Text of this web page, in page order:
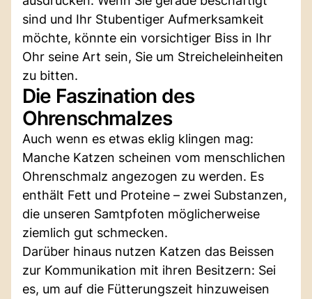
sind und Ihr Stubentiger Aufmerksamkeit
möchte, könnte ein vorsichtiger Biss in Ihr
Ohr seine Art sein, Sie um Streicheleinheiten
zu bitten.
Die Faszination des
Ohrenschmalzes
Auch wenn es etwas eklig klingen mag:
Manche Katzen scheinen vom menschlichen
Ohrenschmalz angezogen zu werden. Es
enthält Fett und Proteine – zwei Substanzen,
die unseren Samtpfoten möglicherweise
ziemlich gut schmecken.
Darüber hinaus nutzen Katzen das Beissen
zur Kommunikation mit ihren Besitzern: Sei
es, um auf die Fütterungszeit hinzuweisen